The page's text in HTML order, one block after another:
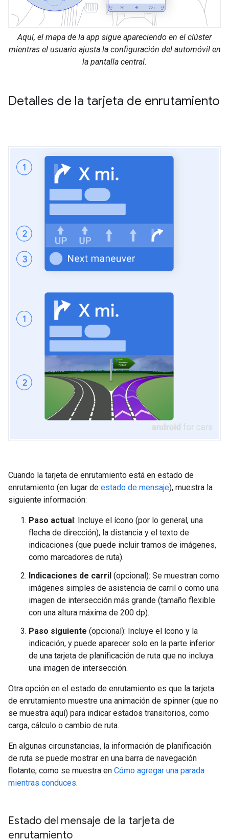
Aquí, el mapa de la app sigue apareciendo en el clúster
mientras el usuario ajusta la configuración del automóvil en
la pantalla central.
Detalles de la tarjeta de enrutamiento
Cuando la tarjeta de enrutamiento está en estado de
enrutamiento (en lugar de estado de mensaje), muestra la
siguiente información:
Paso actual: Incluye el ícono (por lo general, una
flecha de dirección), la distancia y el texto de
indicaciones (que puede incluir tramos de imágenes,
como marcadores de ruta).
Indicaciones de carril (opcional): Se muestran como
imágenes simples de asistencia de carril o como una
imagen de intersección más grande (tamaño flexible
con una altura máxima de 200 dp).
Paso siguiente (opcional): Incluye el ícono y la
indicación, y puede aparecer solo en la parte inferior
de una tarjeta de planificación de ruta que no incluya
una imagen de intersección.
Otra opción en el estado de enrutamiento es que la tarjeta
de enrutamiento muestre una animación de spinner (que no
se muestra aquí) para indicar estados transitorios, como
carga, cálculo o cambio de ruta.
En algunas circunstancias, la información de planificación
de ruta se puede mostrar en una barra de navegación
flotante, como se muestra en Cómo agregar una parada
mientras conduces.
Estado del mensaje de la tarjeta de
enrutamiento